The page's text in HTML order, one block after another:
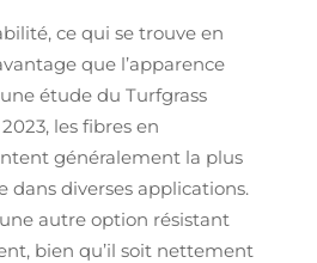
ce qui se trouve en
que l’apparence
étude du Turfgrass
les fibres en
généralement la plus
dans diverses applications.
autre option résistant
bien qu’il soit nettement